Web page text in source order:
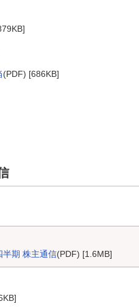
(PDF) [686KB]
半期 株主通信(PDF) [1.6MB]